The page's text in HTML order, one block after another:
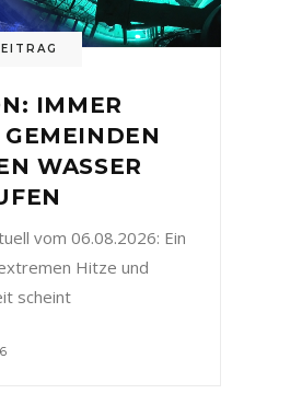
IMMER
WASSER
vom 06.08.2026: Ein
Hitze und
scheint